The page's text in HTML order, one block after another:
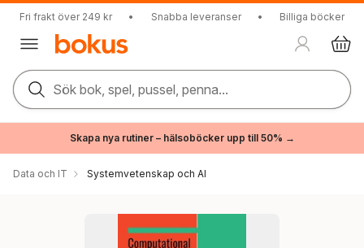
Fri frakt över 249 kr • Snabba leveranser • Billiga böcker
Sök bok, spel, pussel, penna...
Skapa nya rutiner – hälsoböcker upp till 50% →
Data och IT Systemvetenskap och AI